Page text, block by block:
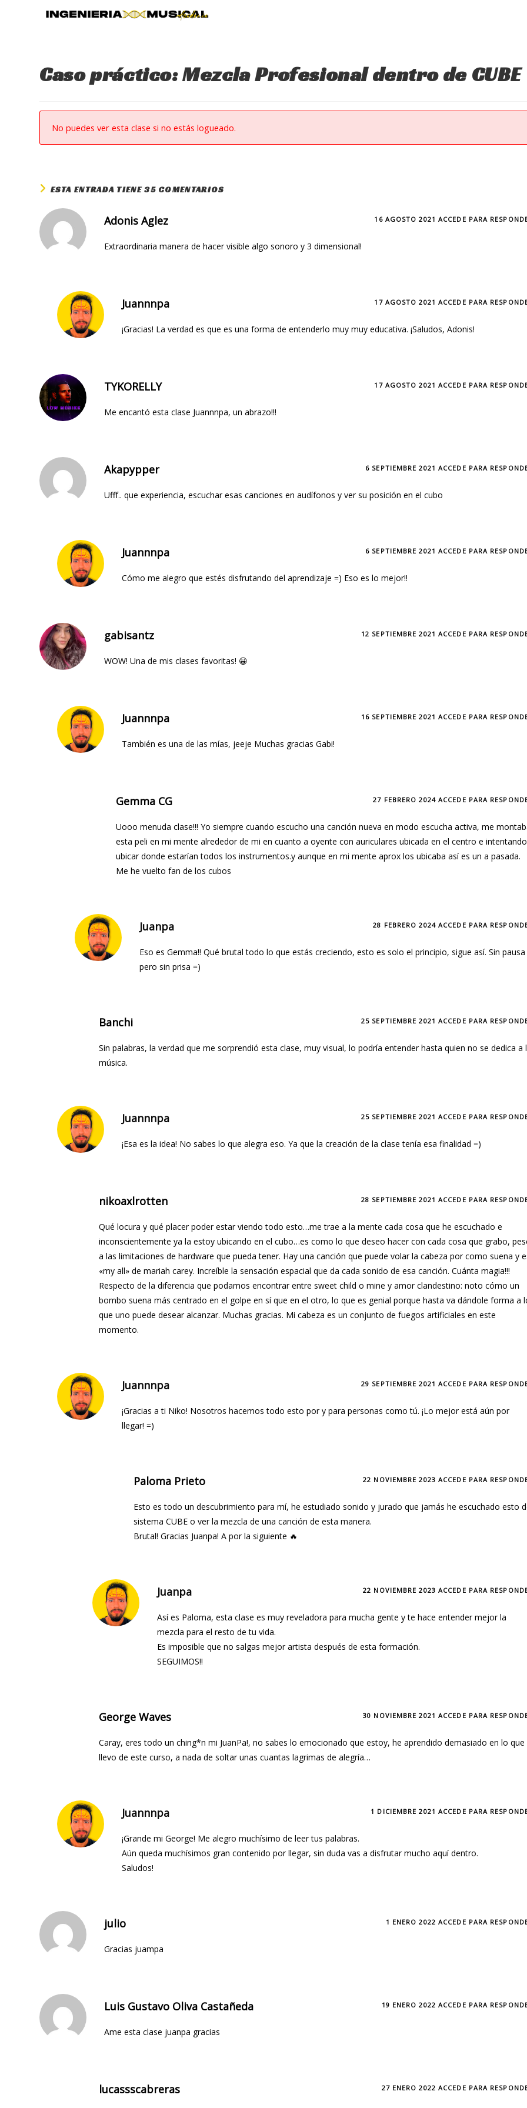
Caso práctico: Mezcla Profesional dentro de CUBE
No puedes ver esta clase si no estás logueado.
ESTA ENTRADA TIENE 35 COMENTARIOS
Adonis Aglez 16 AGOSTO 2021 ACCEDE PARA
Extraordinaria manera de hacer visible algo sonoro y 3 dimensional!
Juannnpa 17 AGOSTO 2021 ACCEDE PARA
¡Gracias! La verdad es que es una forma de entenderlo muy muy educativa. ¡Saludos, Adonis!
TYKORELLY 17 AGOSTO 2021 ACCEDE PARA
Me encantó esta clase Juannnpa, un abrazo!!!
Akapypper 6 SEPTIEMBRE 2021 ACCEDE PARA
Ufff.. que experiencia, escuchar esas canciones en audífonos y ver su posición en el cubo
Juannnpa 6 SEPTIEMBRE 2021 ACCEDE PARA
Cómo me alegro que estés disfrutando del aprendizaje =) Eso es lo mejor!!
gabisantz 12 SEPTIEMBRE 2021 ACCEDE PARA
WOW! Una de mis clases favoritas! 😀
Juannnpa 16 SEPTIEMBRE 2021 ACCEDE PARA
También es una de las mías, jeeje Muchas gracias Gabi!
Gemma CG 27 FEBRERO 2024 ACCEDE PARA
Uooo menuda clase!!! Yo siempre cuando escucho una canción nueva en modo escucha activa, me
esta peli en mi mente alrededor de mi en cuanto a oyente con auriculares ubicada en el centro e intentando
ubicar donde estarían todos los instrumentos.y aunque en mi mente aprox los ubicaba así es un a pasada.
Me he vuelto fan de los cubos
Juanpa 28 FEBRERO 2024 ACCEDE PARA
Eso es Gemma!! Qué brutal todo lo que estás creciendo, esto es solo el principio, sigue así. Sin pausa
pero sin prisa =)
Banchi 25 SEPTIEMBRE 2021 ACCEDE PARA
Sin palabras, la verdad que me sorprendió esta clase, muy visual, lo podría entender hasta quien no se dedica a
música.
Juannnpa 25 SEPTIEMBRE 2021 ACCEDE PARA
¡Esa es la idea! No sabes lo que alegra eso. Ya que la creación de la clase tenía esa finalidad =)
nikoaxlrotten 28 SEPTIEMBRE 2021 ACCEDE PARA
Qué locura y qué placer poder estar viendo todo esto…me trae a la mente cada cosa que he escuchado e
inconscientemente ya la estoy ubicando en el cubo…es como lo que deseo hacer con cada cosa que grabo,
a las limitaciones de hardware que pueda tener. Hay una canción que puede volar la cabeza por como suena y
«my all» de mariah carey. Increíble la sensación espacial que da cada sonido de esa canción. Cuánta magia!!!
Respecto de la diferencia que podamos encontrar entre sweet child o mine y amor clandestino: noto cómo un
bombo suena más centrado en el golpe en sí que en el otro, lo que es genial porque hasta va dándole forma a
que uno puede desear alcanzar. Muchas gracias. Mi cabeza es un conjunto de fuegos artificiales en este
momento.
Juannnpa 29 SEPTIEMBRE 2021 ACCEDE PARA
¡Gracias a ti Niko! Nosotros hacemos todo esto por y para personas como tú. ¡Lo mejor está aún por
llegar! =)
Paloma Prieto 22 NOVIEMBRE 2023 ACCEDE PARA
Esto es todo un descubrimiento para mí, he estudiado sonido y jurado que jamás he escuchado esto
sistema CUBE o ver la mezcla de una canción de esta manera.
Brutal! Gracias Juanpa! A por la siguiente 🔥
Juanpa 22 NOVIEMBRE 2023 ACCEDE PARA
Así es Paloma, esta clase es muy reveladora para mucha gente y te hace entender mejor la
mezcla para el resto de tu vida.
Es imposible que no salgas mejor artista después de esta formación.
SEGUIMOS!!
George Waves 30 NOVIEMBRE 2021 ACCEDE PARA
Caray, eres todo un ching*n mi JuanPa!, no sabes lo emocionado que estoy, he aprendido demasiado en lo que
llevo de este curso, a nada de soltar unas cuantas lagrimas de alegría…
Juannnpa 1 DICIEMBRE 2021 ACCEDE PARA
¡Grande mi George! Me alegro muchísimo de leer tus palabras.
Aún queda muchísimos gran contenido por llegar, sin duda vas a disfrutar mucho aquí dentro.
Saludos!
julio 1 ENERO 2022 ACCEDE PARA
Gracias juampa
Luis Gustavo Oliva Castañeda 19 ENERO 2022 ACCEDE PARA
Ame esta clase juanpa gracias
lucassscabreras 27 ENERO 2022 ACCEDE PARA